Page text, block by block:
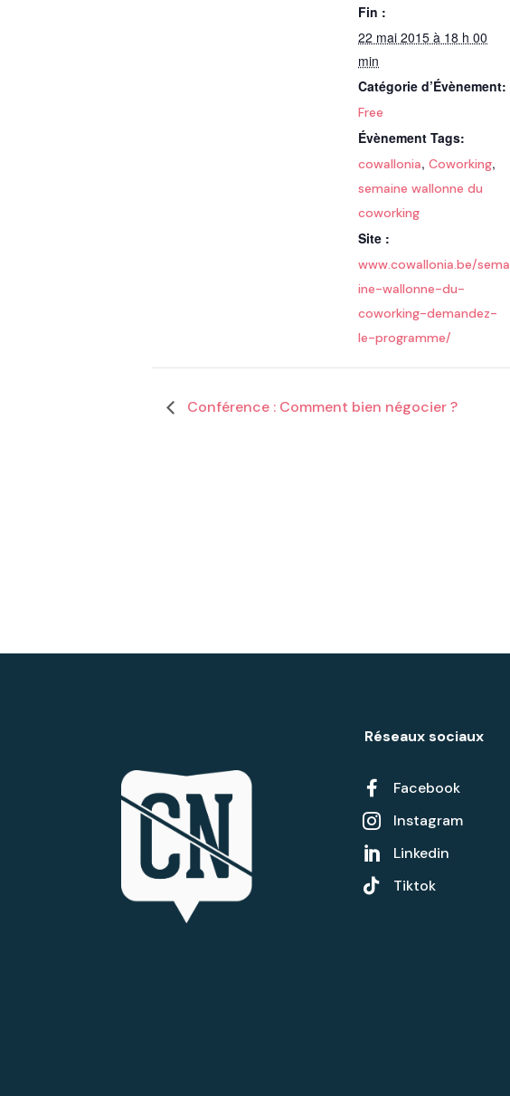
Fin :
22 mai 2015 à 18 h 00
min
Catégorie d’Évènement:
Free
Évènement Tags:
cowallonia, Coworking,
semaine wallonne du
coworking
Site :
www.cowallonia.be/sema
ine-wallonne-du-
coworking-demandez-
le-programme/
Conférence : Comment bien négocier ?
Réseaux sociaux
 Facebook
 Instagram

Linkedin

Tiktok